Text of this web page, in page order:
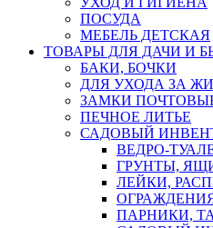
ПОСУДА
МЕБЕЛЬ ДЕТСКАЯ
ТОВАРЫ ДЛЯ ДАЧИ И
БАКИ, БОЧКИ
ДЛЯ УХОДА ЗА
ЗАМКИ
ПЕЧНОЕ ЛИТЬЕ
САДОВЫЙ
ВЕДРО-
ГРУНТЫ,
ЛЕЙКИ,
ПАРНИКИ,